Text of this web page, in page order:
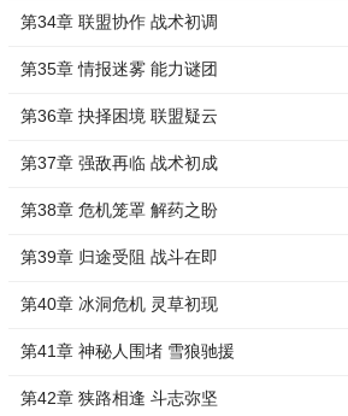
第34章 联盟协作 战术初调
第35章 情报迷雾 能力谜团
第36章 抉择困境 联盟疑云
第37章 强敌再临 战术初成
第38章 危机笼罩 解药之盼
第39章 归途受阻 战斗在即
第40章 冰洞危机 灵草初现
第41章 神秘人围堵 雪狼驰援
第42章 狭路相逢 斗志弥坚